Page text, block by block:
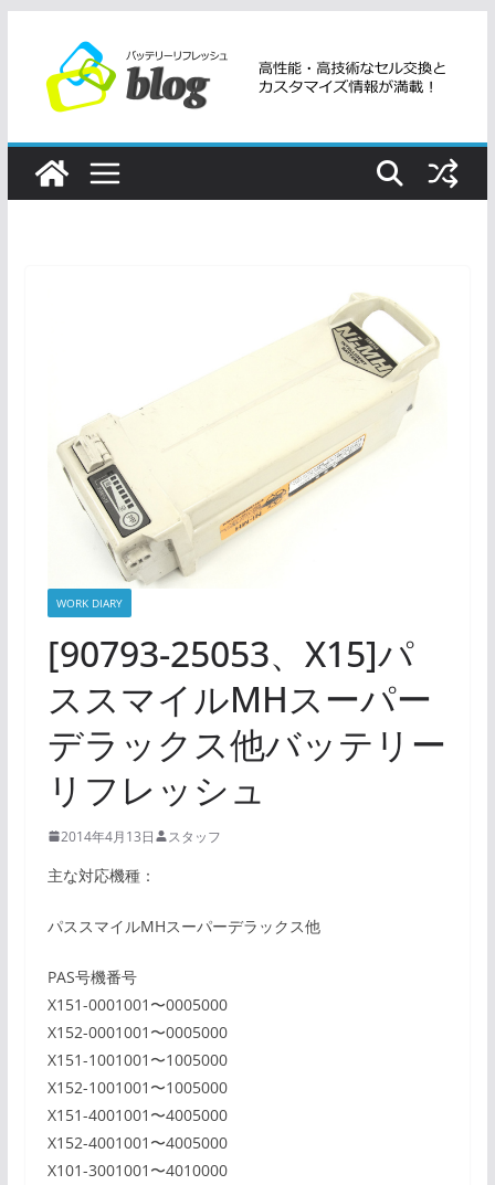
ツ
WORK DIARY
[90793-25053、X15]パ
ススマイルMHスーパー
デラックス他バッテリー
リフレッシュ
2014年4月13日 スタッフ
主な対応機種：
パススマイルMHスーパーデラックス他
PAS号機番号
X151-0001001〜0005000
X152-0001001〜0005000
X151-1001001〜1005000
X152-1001001〜1005000
X151-4001001〜4005000
X152-4001001〜4005000
X101-3001001〜4010000